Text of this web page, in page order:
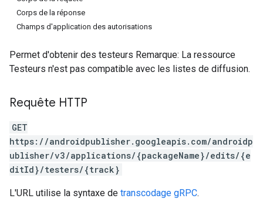
Corps de la réponse
Champs d'application des autorisations
Permet d'obtenir des testeurs Remarque: La ressource
Testeurs n'est pas compatible avec les listes de diffusion.
Requête HTTP
GET
https://androidpublisher.googleapis.com/androidp
ublisher/v3/applications/{packageName}/edits/{e
ditId}/testers/{track}
L'URL utilise la syntaxe de transcodage gRPC.